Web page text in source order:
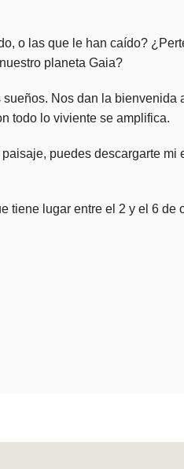
o las que le han caído?
planeta Gaia?
Nos dan la bienvenida
todo lo viviente se amplifica.
puedes descargarte mi
tiene lugar entre el 2 y el 6 de